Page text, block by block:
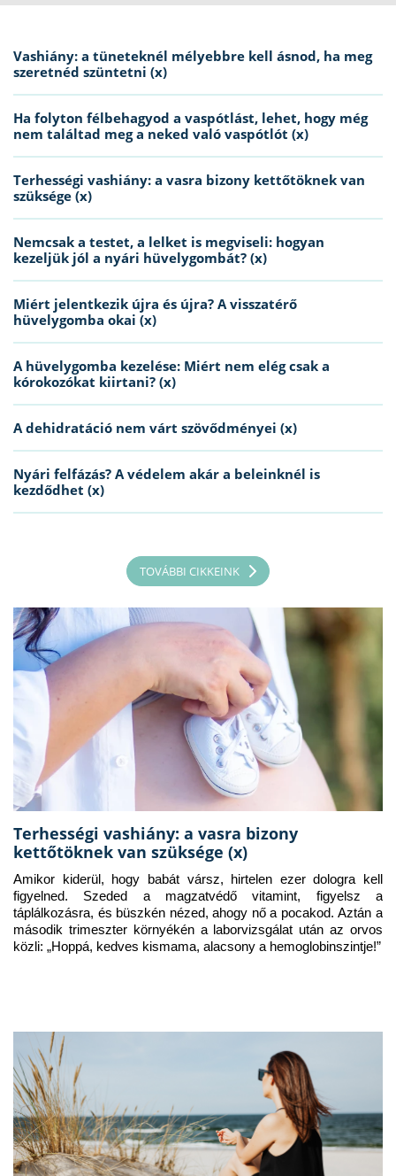
Vashiány: a tüneteknél mélyebbre kell ásnod, ha meg
szeretnéd szüntetni (x)
Ha folyton félbehagyod a vaspótlást, lehet, hogy még
nem találtad meg a neked való vaspótlót (x)
Terhességi vashiány: a vasra bizony kettőtöknek van
szüksége (x)
Nemcsak a testet, a lelket is megviseli: hogyan
kezeljük jól a nyári hüvelygombát? (x)
Miért jelentkezik újra és újra? A visszatérő
hüvelygomba okai (x)
A hüvelygomba kezelése: Miért nem elég csak a
kórokozókat kiirtani? (x)
A dehidratáció nem várt szövődményei (x)
Nyári felfázás? A védelem akár a beleinknél is
kezdődhet (x)
TOVÁBBI CIKKEINK
Terhességi vashiány: a vasra bizony
kettőtöknek van szüksége (x)
Amikor kiderül, hogy babát vársz, hirtelen ezer dologra kell
figyelned. Szeded a magzatvédő vitamint, figyelsz a
táplálkozásra, és büszkén nézed, ahogy nő a pocakod. Aztán a
második trimeszter környékén a laborvizsgálat után az orvos
közli: „Hoppá, kedves kismama, alacsony a hemoglobinszintje!”